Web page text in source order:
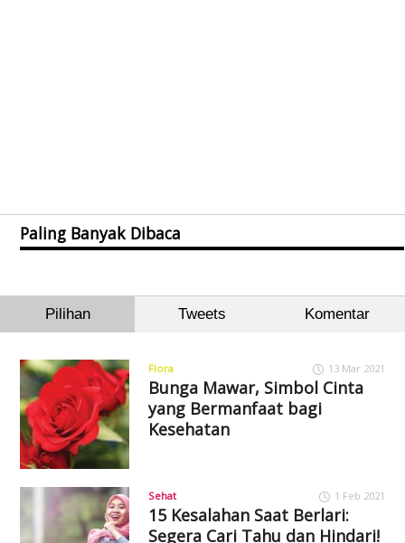
Paling Banyak Dibaca
Pilihan Tweets Komentar
Flora 13 Mar 2021
Bunga Mawar, Simbol Cinta
yang Bermanfaat bagi
Kesehatan
Sehat 1 Feb 2021
15 Kesalahan Saat Berlari:
Segera Cari Tahu dan Hindari!